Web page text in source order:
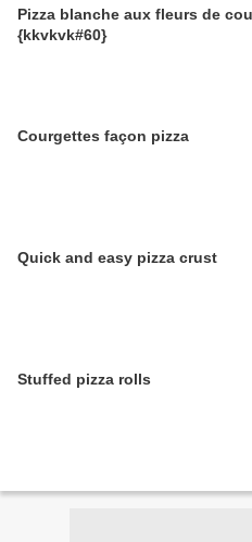
Pizza blanche aux fleurs de
{kkvkvk#60}
Courgettes façon pizza
Quick and easy pizza crust
Stuffed pizza rolls